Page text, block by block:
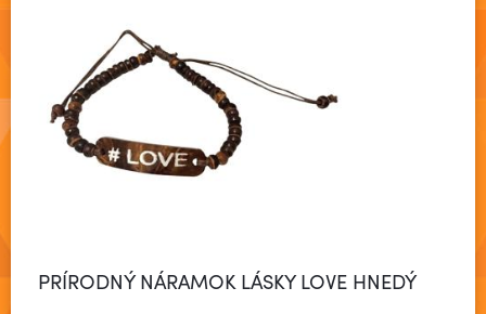
PRÍRODNÝ NÁRAMOK LÁSKY LOVE HNEDÝ